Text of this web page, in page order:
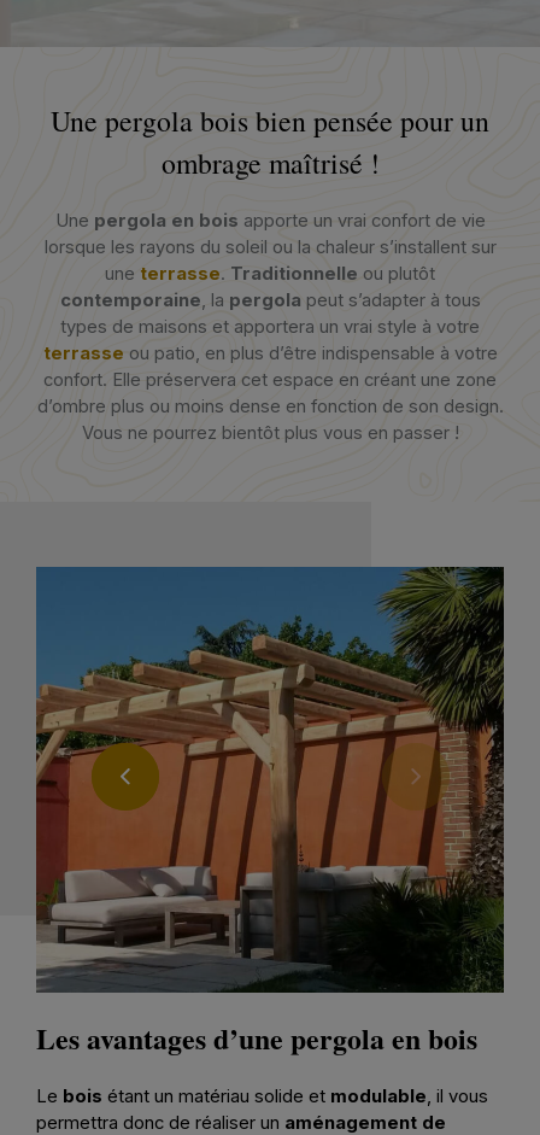
Une pergola bois bien pensée pour un
ombrage maîtrisé !
Une pergola en bois apporte un vrai confort de vie
lorsque les rayons du soleil ou la chaleur s’installent sur
une terrasse. Traditionnelle ou plutôt
contemporaine, la pergola peut s’adapter à tous
types de maisons et apportera un vrai style à votre
terrasse ou patio, en plus d’être indispensable à votre
confort. Elle préservera cet espace en créant une zone
d’ombre plus ou moins dense en fonction de son design.
Vous ne pourrez bientôt plus vous en passer !
Les avantages d’une pergola en bois
Le bois étant un matériau solide et modulable , il vous
permettra donc de réaliser un aménagement de